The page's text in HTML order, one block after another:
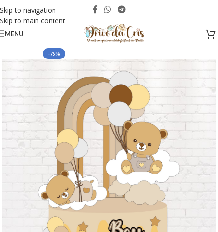
Skip to navigation
Skip to main content
MENU
-75%